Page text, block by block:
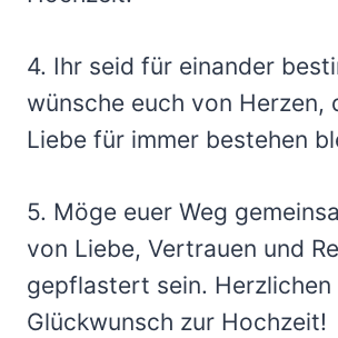
4. Ihr seid für einander
wünsche euch von Herzen,
Liebe für immer bestehen
5. Möge euer Weg
von Liebe, Vertrauen und
gepflastert sein. Herzlichen
Glückwunsch zur Hochzeit!